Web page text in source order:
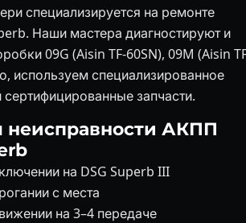
специализируется на ремонте
Наши мастера диагностируют и
09G (Aisin TF-60SN), 09M (Aisin
используем специализированное
запчасти.
АКПП
на DSG Superb III
с места
на 3–4 передаче